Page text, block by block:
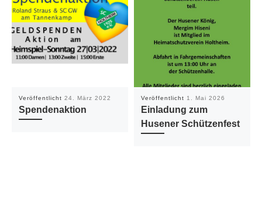
Veröffentlicht 24. März 2022
Spendenaktion
Veröffentlicht 1. Mai 2026
Einladung zum
Husener Schützenfest